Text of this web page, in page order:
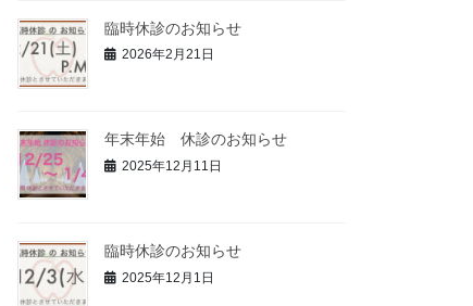
臨時休診のお知らせ
2026年2月21日
年末年始 休診のお知らせ
2025年12月11日
臨時休診のお知らせ
2025年12月1日